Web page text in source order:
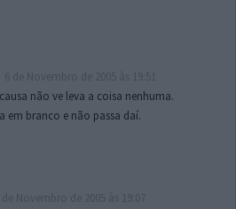
não ve leva a coisa nenhuma.
em branco e não passa daí.